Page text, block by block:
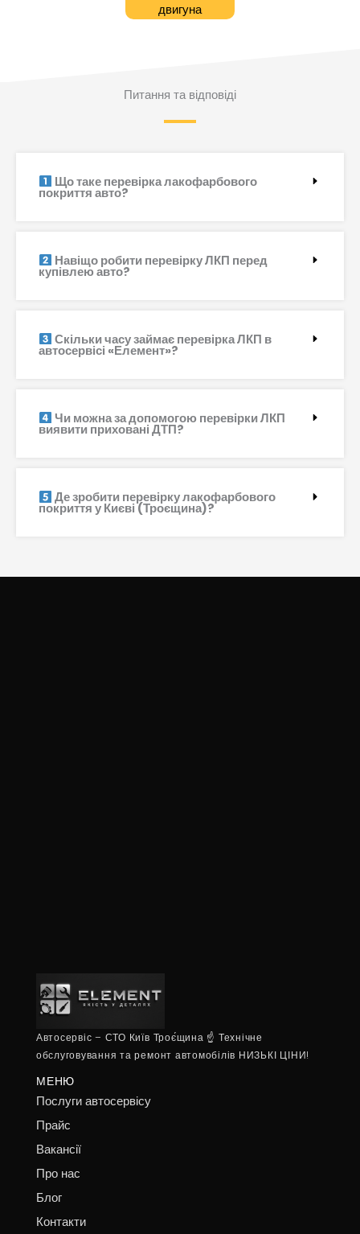
двигуна
Питання та відповіді
Що таке перевірка лакофарбового
покриття авто?
Навіщо робити перевірку ЛКП перед
купівлею авто?
Скільки часу займає перевірка ЛКП в
автосервісі «Елемент»?
Чи можна за допомогою перевірки ЛКП
виявити приховані ДТП?
Де зробити перевірку лакофарбового
покриття у Києві (Троєщина)?
Автосервіс – СТО Київ Троє́щина ☝ Технічне
обслуговування та ремонт автомобілів НИЗЬКІ ЦІНИ!
МЕНЮ
Послуги автосервісу
Прайс
Вакансії
Про нас
Блог
Контакти